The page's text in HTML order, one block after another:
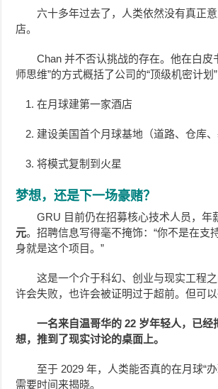
六十多年过去了，人类依然没有真正
店。
Chan 并不否认挑战的存在。他在白皮
师思维”的方式概括了公司的“顶级机密计划”
在月球建第一家酒店
建设美国首个月球基地（道路、仓库、
将模式复制到火星
梦想，还是下一场豪赌？
GRU 目前仍在招募核心技术人员，年
元。招聘信息写得毫不掩饰：“你不是在支
身就是这个项目。”
这是一个介于科幻、创业与现实工程
许会失败，也许会被证明过于超前。但可
一名来自温哥华的 22 岁年轻人，已经
想，推到了现实讨论的桌面上。
至于 2029 年，人类能否真的在月球“
需要时间来揭晓。